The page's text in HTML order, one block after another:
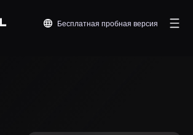
Бесплатная пробная версия